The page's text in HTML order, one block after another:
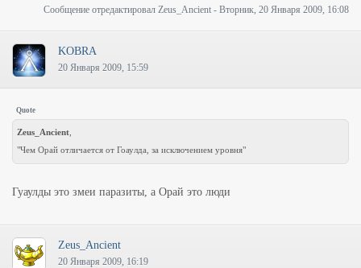
Сообщение отредактировал Zeus_Ancient - Вторник, 20 Января 2009, 16:08
KOBRA
20 Января 2009, 15:59
Quote
Zeus_Ancient
"Чем Орай отличается от Гоаулда, за исключением уровня"
Гуаулды это змеи паразиты, а Орай это люди
Zeus_Ancient
20 Января 2009, 16:19